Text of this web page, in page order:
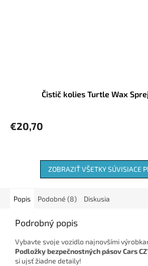
Čistič kolies Turtle Wax
€20,70
ZOBRAZIŤ VŠETKY SÚVISIACE
Popis Podobné (8) Diskusia
Podrobný popis
Vybavte svoje vozidlo najnovšími
Podložky bezpečnostných pásov Cars
si ujsť žiadne detaily!